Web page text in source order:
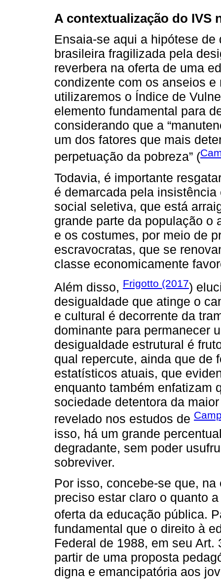
A contextualização do IVS
Ensaia-se aqui a hipótese
brasileira fragilizada pela
reverbera na oferta de uma
condizente com os anseios
utilizaremos o Índice de
elemento fundamental para
considerando que a
um dos fatores que mais
perpetuação da pobreza” (
Todavia, é importante
é demarcada pela
social seletiva, que está
grande parte da população o
e os costumes, por meio de
escravocratas, que se
classe economicamente
Além disso, Frigotto (2017)
desigualdade que atinge o
e cultural é decorrente da
dominante para permanecer
desigualdade estrutural é
qual repercute, ainda que de
estatísticos atuais, que
enquanto também enfatizam
sociedade detentora da
revelado nos estudos de
isso, há um grande
degradante, sem poder
sobreviver.
Por isso, concebe-se que,
preciso estar claro o quanto
oferta da educação pública.
fundamental que o direito à
Federal de 1988, em seu Art.
partir de uma proposta
digna e emancipatória aos